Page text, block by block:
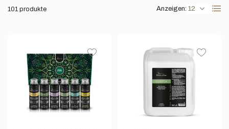
101 produkte Anzeigen: